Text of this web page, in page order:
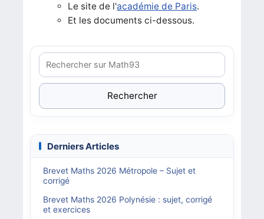
Le site de l'académie de Paris.
Et les documents ci-dessous.
Rechercher
Derniers Articles
Brevet Maths 2026 Métropole – Sujet et
corrigé
Brevet Maths 2026 Polynésie : sujet, corrigé
et exercices